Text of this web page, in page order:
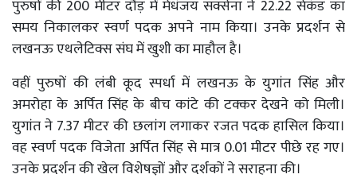
पुरुषों की 200 मीटर दौड़ में मेधंजय सक्सेना ने 22.22 सेकंड का
समय निकालकर स्वर्ण पदक अपने नाम किया। उनके प्रदर्शन से
लखनऊ एथलेटिक्स संघ में खुशी का माहौल है।
वहीं पुरुषों की लंबी कूद स्पर्धा में लखनऊ के युगांत सिंह और
अमरोहा के अर्पित सिंह के बीच कांटे की टक्कर देखने को मिली।
युगांत ने 7.37 मीटर की छलांग लगाकर रजत पदक हासिल किया।
वह स्वर्ण पदक विजेता अर्पित सिंह से मात्र 0.01 मीटर पीछे रह गए।
उनके प्रदर्शन की खेल विशेषज्ञों और दर्शकों ने सराहना की।